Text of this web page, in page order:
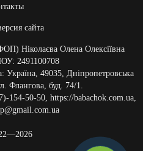
сайта
Ніколаєва Олена Олексіївна
2491100708
Україна, 49035, Дніпропетровська
Флангова, буд. 74/1.
154-50-50, https://babachok.com.ua,